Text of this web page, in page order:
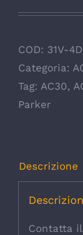
COD: 31V-
Categoria:
Tag: AC30,
Parker
Descrizione
Contatta